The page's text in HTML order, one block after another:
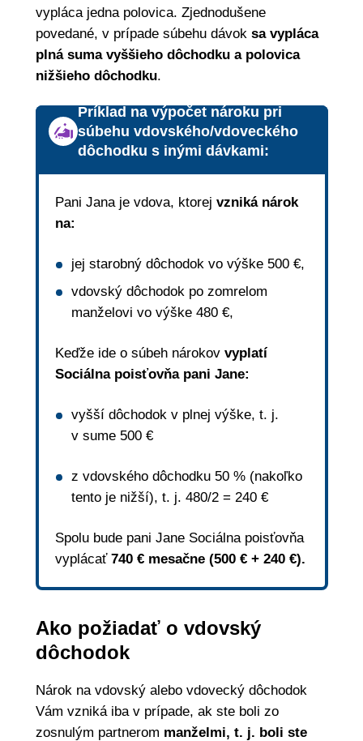
vypláca jedna polovica. Zjednodušene
povedané, v prípade súbehu dávok sa vypláca
plná suma vyššieho dôchodku a polovica
nižšieho dôchodku.
Príklad na výpočet nároku pri
súbehu vdovského/vdoveckého
dôchodku s inými dávkami:
Pani Jana je vdova, ktorej vzniká nárok
na:
jej starobný dôchodok vo výške 500 €,
vdovský dôchodok po zomrelom
manželovi vo výške 480 €,
Keďže ide o súbeh nárokov vyplatí
Sociálna poisťovňa pani Jane:
vyšší dôchodok v plnej výške, t. j.
v sume 500 €
z vdovského dôchodku 50 % (nakoľko
tento je nižší), t. j. 480/2 = 240 €
Spolu bude pani Jane Sociálna poisťovňa
vyplácať 740 € mesačne (500 € + 240 €).
Ako požiadať o vdovský
dôchodok
Nárok na vdovský alebo vdovecký dôchodok
Vám vzniká iba v prípade, ak ste boli zo
zosnulým partnerom manželmi, t. j. boli ste